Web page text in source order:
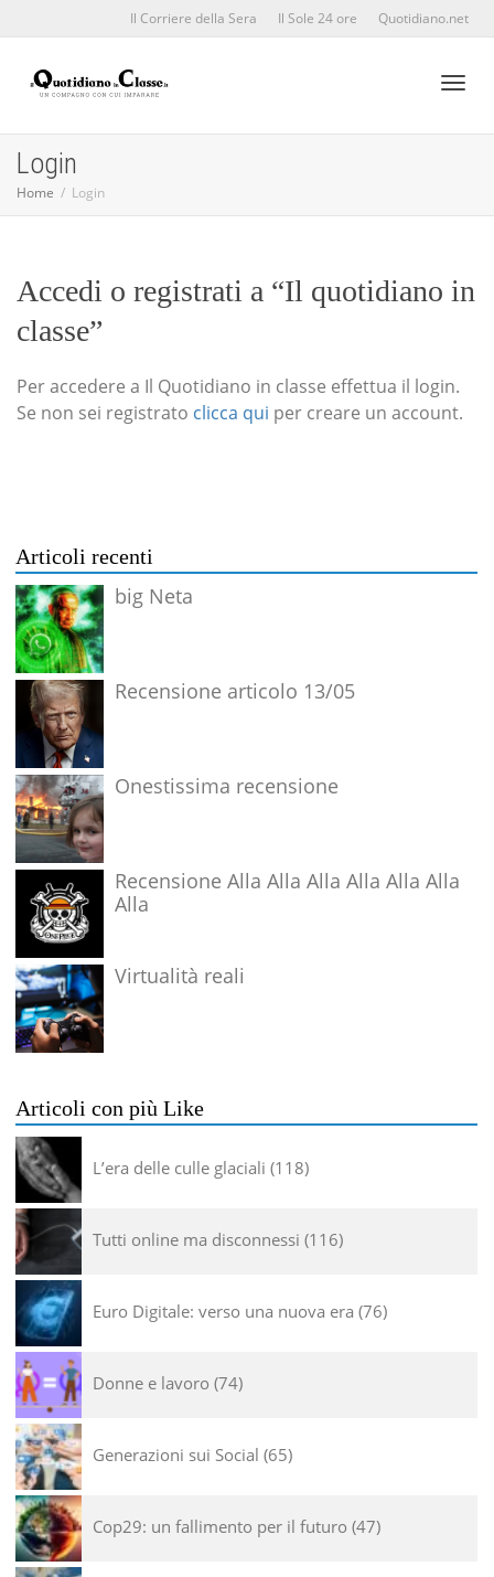
Il Corriere della Sera Il Sole 24 ore Quotidiano.net
Login
Home Login
Accedi o registrati a “Il quotidiano in
classe”
Per accedere a Il Quotidiano in classe effettua il login.
Se non sei registrato clicca qui per creare un account.
Articoli recenti
big Neta
Recensione articolo 13/05
Onestissima recensione
Recensione Alla Alla Alla Alla Alla Alla
Alla
Virtualità reali
Articoli con più Like
L’era delle culle glaciali 118
Tutti online ma disconnessi 116
Euro Digitale: verso una nuova era 76
Donne e lavoro 74
Generazioni sui Social 65
Cop29: un fallimento per il futuro 47